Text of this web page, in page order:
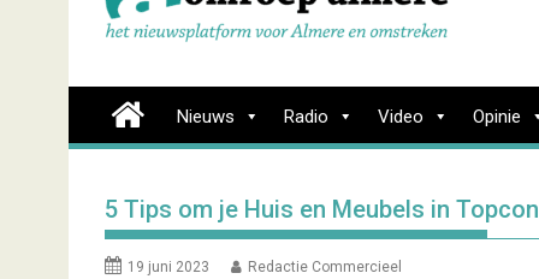
Nieuws Radio Video Opinie
5 Tips om je Huis en Meubels in
19 juni 2023 Redactie Commercieel